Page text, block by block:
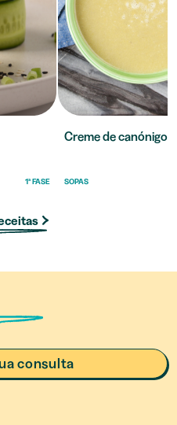
1ª FASE
Creme de canónigos
SOPAS
consulta